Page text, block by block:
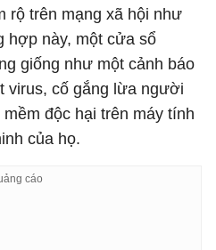
rộ trên mạng xã hội như
hợp này, một cửa sổ
giống như một cảnh báo
virus, cố gắng lừa người
độc hại trên máy tính
của họ.